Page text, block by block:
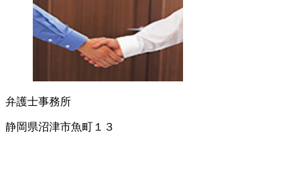
弁護士事務所
静岡県沼津市魚町１３